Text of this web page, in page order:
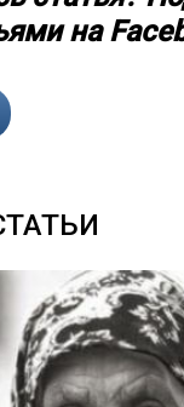
на